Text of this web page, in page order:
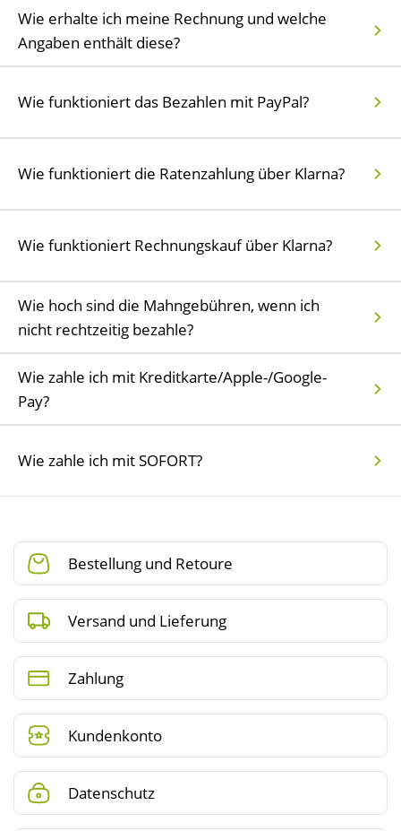
Wie erhalte ich meine Rechnung und welche
Angaben enthält diese?
Wie funktioniert das Bezahlen mit PayPal?
Wie funktioniert die Ratenzahlung über Klarna?
Wie funktioniert Rechnungskauf über Klarna?
Wie hoch sind die Mahngebühren, wenn ich
nicht rechtzeitig bezahle?
Wie zahle ich mit Kreditkarte/Apple-/Google-
Pay?
Wie zahle ich mit SOFORT?
Bestellung und Retoure
Versand und Lieferung
Zahlung
Kundenkonto
Datenschutz